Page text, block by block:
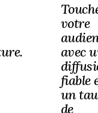
votre
avec
fiable
un
de